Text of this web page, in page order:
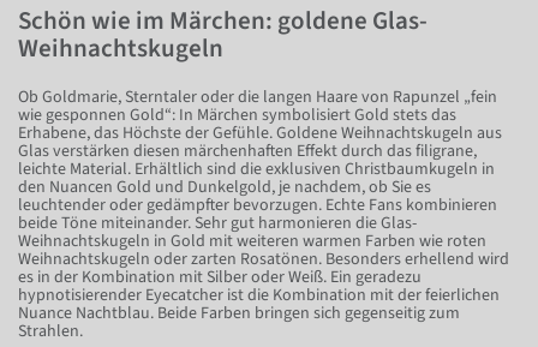
Schön wie im Märchen: goldene Glas-
Weihnachtskugeln
Ob Goldmarie, Sterntaler oder die langen Haare von Rapunzel „fein
wie gesponnen Gold“: In Märchen symbolisiert Gold stets das
Erhabene, das Höchste der Gefühle. Goldene Weihnachtskugeln aus
Glas verstärken diesen märchenhaften Effekt durch das filigrane,
leichte Material. Erhältlich sind die exklusiven Christbaumkugeln in
den Nuancen Gold und Dunkelgold, je nachdem, ob Sie es
leuchtender oder gedämpfter bevorzugen. Echte Fans kombinieren
beide Töne miteinander. Sehr gut harmonieren die Glas-
Weihnachtskugeln in Gold mit weiteren warmen Farben wie roten
Weihnachtskugeln oder zarten Rosatönen. Besonders erhellend wird
es in der Kombination mit Silber oder Weiß. Ein geradezu
hypnotisierender Eyecatcher ist die Kombination mit der feierlichen
Nuance Nachtblau. Beide Farben bringen sich gegenseitig zum
Strahlen.